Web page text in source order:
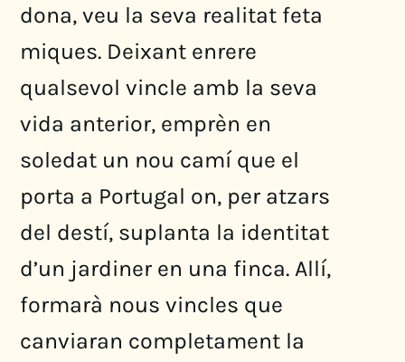
dona, veu la seva realitat feta
miques. Deixant enrere
qualsevol vincle amb la seva
vida anterior, emprèn en
soledat un nou camí que el
porta a Portugal on, per atzars
del destí, suplanta la identitat
d’un jardiner en una finca. Allí,
formarà nous vincles que
canviaran completament la